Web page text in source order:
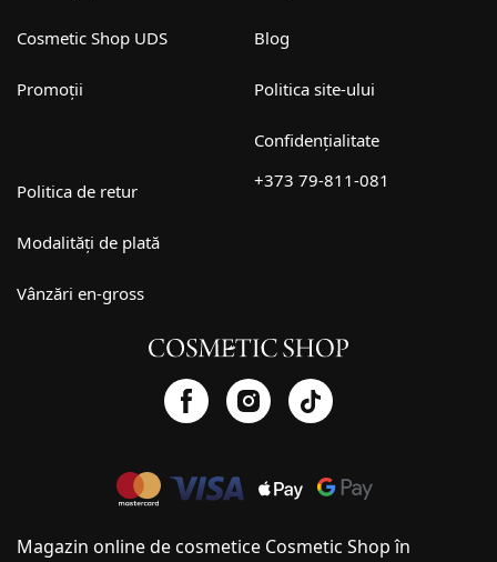
Cosmetic Shop UDS
Promoții
Blog
Politica site-ului
Confidențialitate
Politica de retur
Modalități de plată
Vânzări en-gross
+373 79-811-081
Magazin online de cosmetice Cosmetic Shop în